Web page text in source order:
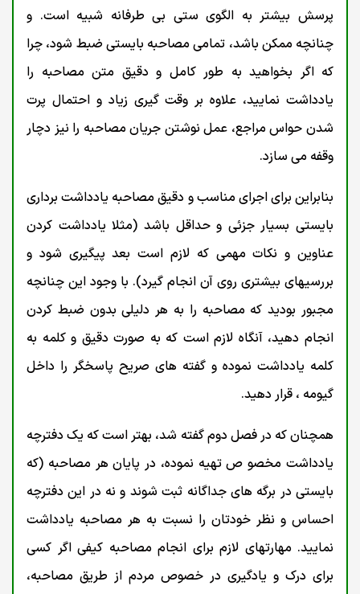
پرسش بیشتر به الگوی ستی بی طرفانه شبیه است. و
چنانچه ممکن باشد، تمامی مصاحبه بایستی ضبط شود، چرا
که اگر بخواهید به طور کامل و دقیق متن مصاحبه را
یادداشت نمایید، علاوه بر وقت گیری زیاد و احتمال پرت
شدن حواس مراجع، عمل نوشتن جریان مصاحبه را نیز دچار
وقفه می سازد.
بنابراین برای اجرای مناسب و دقیق مصاحبه یادداشت برداری
بایستی بسیار جزئی و حداقل باشد (مثلا یادداشت کردن
عناوین و نکات مهمی که لازم است بعد پیگیری شود و
بررسیهای بیشتری روی آن انجام گیرد). با وجود این چنانچه
مجبور بودید که مصاحبه را به هر دلیلی بدون ضبط کردن
انجام دهید، آنگاه لازم است که به صورت دقیق و کلمه به
کلمه یادداشت نموده و گفته های صریح پاسخگر را داخل
گیومه ، قرار دهید.
همچنان که در فصل دوم گفته شد، بهتر است که یک دفترچه
یادداشت مخصو ص تهیه نموده، در پایان هر مصاحبه (که
بایستی در برگه های جداگانه ثبت شوند و نه در این دفترچه
احساس و نظر خودتان را نسبت به هر مصاحبه یادداشت
نمایید. مهارتهای لازم برای انجام مصاحبه کیفی اگر کسی
برای درک و یادگیری در خصوص مردم از طریق مصاحبه،